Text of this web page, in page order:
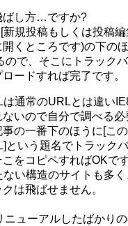
ばし方…ですか?
規投稿もしくは投稿
くところです)の下の
ので、そこにトラック
ードすれば完了です。
は通常のURLとは違い
いので自分で調べる
の一番下のほうに[こ
という題名でトラック
をコピペすればOKで
い構造のサイトも多く
は飛ばせません。
ニューアルしたばかり